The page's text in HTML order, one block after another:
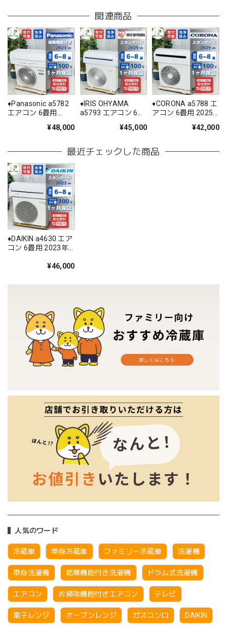
人気のワード
冷蔵庫 単身冷蔵庫 ファミリー冷蔵庫 洗濯機
単身洗濯機 乾燥機能付き洗濯機 ドラム式洗濯機
エアコン お掃除機能付きエアコン テレビ
電子レンジ オーブンレンジ ガスコンロ DAIKIN
関連商品
♦️Panasonic a5782
エアコン 6畳用
¥48,000
♦️IRIS OHYAMA
a5793 エアコン 6畳
¥45,000
♦️CORONA a5788 エ
アコン 6畳用 2025
¥42,000
最近チェックした商品
♦️DAIKIN a4630 エア
コン 6畳用 2023年
¥46,000